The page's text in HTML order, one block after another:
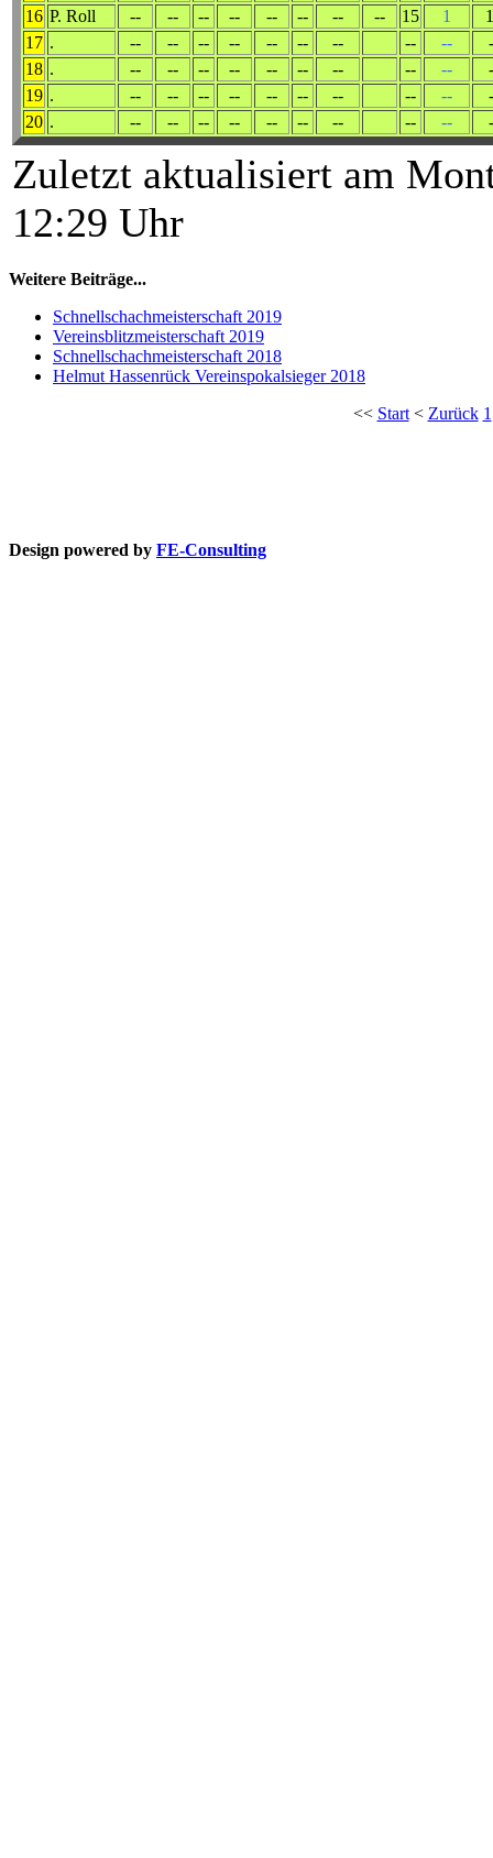
16 P. Roll -- -- -- -- -- -- -- -- 15 1
17 . -- -- -- -- -- -- -- -- --
18 . -- -- -- -- -- -- -- -- --
19 . -- -- -- -- -- -- -- -- --
20 . -- -- -- -- -- -- -- -- --
Zuletzt aktualisiert am
12:29 Uhr
Weitere Beiträge...
Schnellschachmeisterschaft 2019
Vereinsblitzmeisterschaft 2019
Schnellschachmeisterschaft 2018
Helmut Hassenrück Vereinspokalsieger 2018
<< Start< Zurück 1
Design powered by FE-Consulting